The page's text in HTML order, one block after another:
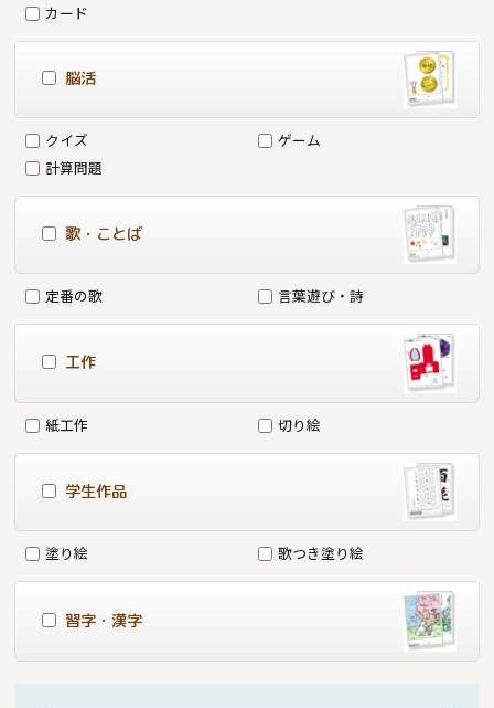
カード
脳活
クイズ
ゲーム
計算問題
歌・ことば
定番の歌 言葉遊び・詩
工作
紙工作 切り絵
学生作品
塗り絵 歌つき塗り絵
習字・漢字